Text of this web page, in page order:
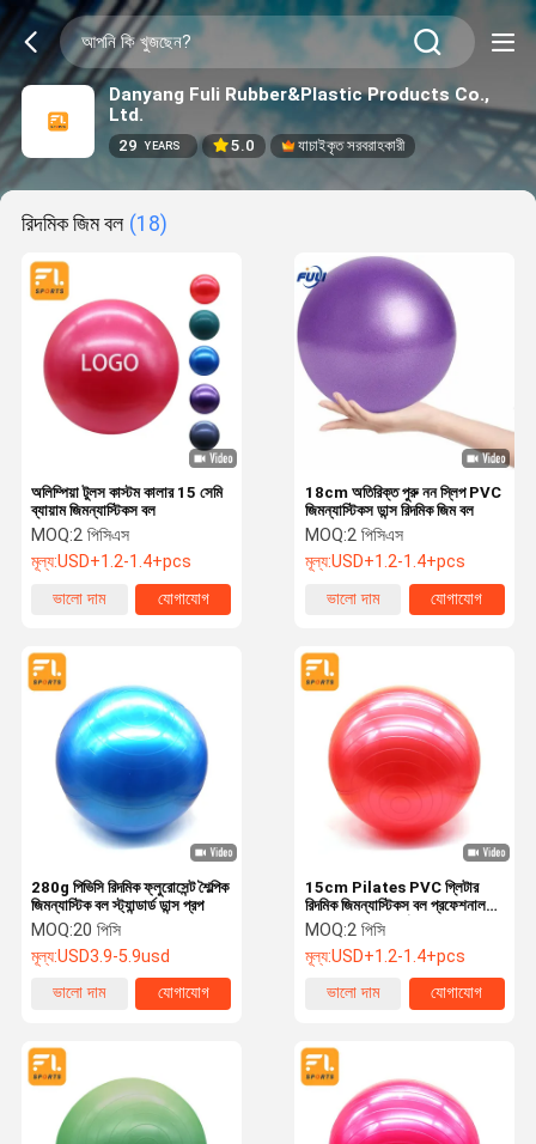
Danyang Fuli Rubber&Plastic Products Co.,
Ltd.
29 YEARS 5.0 যাচাইকৃত সরবরাহকারী
রিদমিক জিম বল (18)
অলিম্পিয়া টুলস কাস্টম কালার 15 সেমি
ব্যায়াম জিমন্যাস্টিকস বল
MOQ:2 পিসিএস
মূল্য:USD+1.2-1.4+pcs
ভালো দাম
যোগাযোগ
18cm অতিরিক্ত পুরু নন স্লিপ PVC
জিমন্যাস্টিকস ডান্স রিদমিক জিম বল
MOQ:2 পিসিএস
মূল্য:USD+1.2-1.4+pcs
ভালো দাম
যোগাযোগ
280g পিভিসি রিদমিক ফ্লুরোসেন্ট শৈল্পিক
জিমন্যাস্টিক বল স্ট্যান্ডার্ড ডান্স প্রপ
MOQ:20 পিসি
মূল্য:USD3.9-5.9usd
ভালো দাম
যোগাযোগ
15cm Pilates PVC গ্লিটার
রিদমিক জিমন্যাস্টিকস বল প্রফেশনাল
ম্যাটেরিয়াল এন্টি বার্স্ট
MOQ:2 পিসি
মূল্য:USD+1.2-1.4+pcs
ভালো দাম
যোগাযোগ